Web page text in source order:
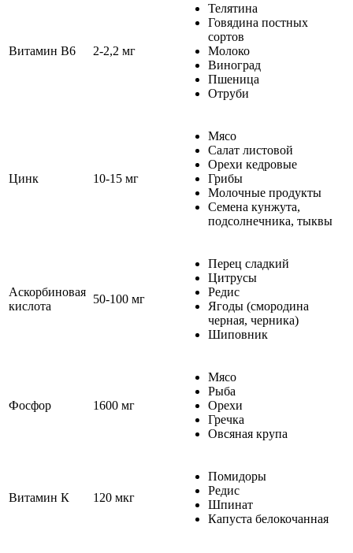
Витамин В6 2-2,2 мг
Телятина
Говядина постных
сортов
Молоко
Виноград
Пшеница
Отруби
Цинк 10-15 мг
Мясо
Салат листовой
Орехи кедровые
Грибы
Молочные продукты
Семена кунжута,
подсолнечника, тыквы
Аскорбиновая
кислота
50-100 мг
Перец сладкий
Цитрусы
Редис
Ягоды (смородина
черная, черника)
Шиповник
Фосфор 1600 мг
Мясо
Рыба
Орехи
Гречка
Овсяная крупа
Витамин К 120 мкг
Помидоры
Редис
Шпинат
Капуста белокочанная